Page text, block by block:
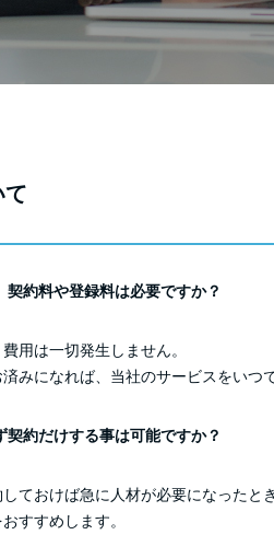
て
契約料や登録料は必要ですか？
用は一切発生しません。
みになれば、当社のサービスをいつ
契約だけする事は可能ですか？
ておけば急に人材が必要になったと
すすめします。